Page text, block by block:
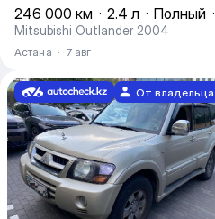
246 000 км · 2.4 л · Полный ·
Mitsubishi Outlander 2004
Астана · 7 авг
От владельца